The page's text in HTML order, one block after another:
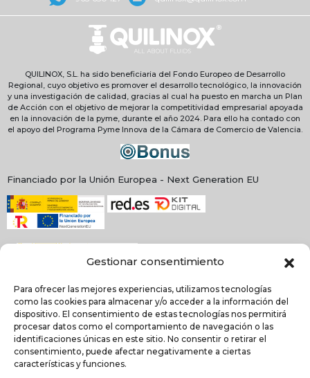
Gestionar consentimiento
Para ofrecer las mejores experiencias, utilizamos tecnologías
como las cookies para almacenar y/o acceder a la información del
dispositivo. El consentimiento de estas tecnologías nos permitirá
procesar datos como el comportamiento de navegación o las
identificaciones únicas en este sitio. No consentir o retirar el
consentimiento, puede afectar negativamente a ciertas
características y funciones.
QUILINOX, S.L. ha sido beneficiaria del Fondo Europeo de Desarrollo
Regional, cuyo objetivo es promover el desarrollo tecnológico, la innovación
y una investigación de calidad, gracias al cual ha puesto en marcha un Plan
de Acción con el objetivo de mejorar la competitividad empresarial apoyada
en la innovación de la pyme, durante el año 2024. Para ello ha contado con
el apoyo del Programa Pyme Innova de la Cámara de Comercio de Valencia.
Financiado por la Unión Europea - Next Generation EU
NEWSLETTER